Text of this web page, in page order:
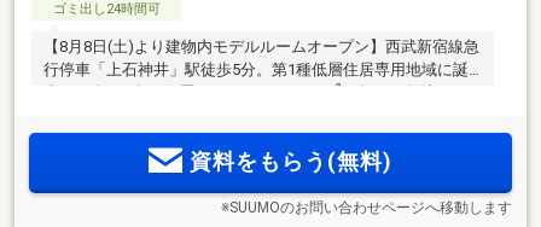
ゴミ出し24時間可
【8月8日(土)より建物内モデルルームオープン】西武新宿線急
行停車「上石神井」駅徒歩5分。第1種低層住居専用地域に誕
2
直通14分。ハイサッシや、全熱交換型換気「エアテス」の採
用など光と風に着目したプラン資料をもらう(無料)
※SUUMOのお問い合わせページへ移動します